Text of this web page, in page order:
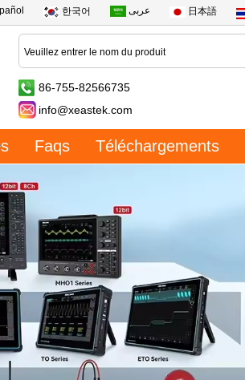
한국어 عربى 日本語
86-755-82566735
info@xeastek.com
Faqs Téléchargements